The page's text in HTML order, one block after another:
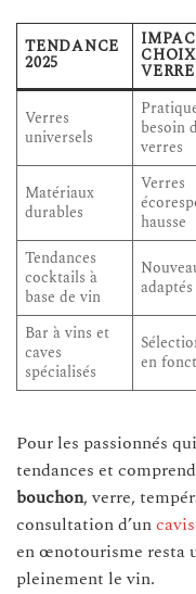
TENDANCE
2025 VERRE
Verres
universels
besoin
verres
Matériaux
durables
Verres
hausse
Tendances
cocktails à
base de vin
adaptés
Bar à vins et
caves
spécialisés
en
Pour les passionnés
tendances et
bouchon, verre,
consultation d’un
en œnotourisme resta
pleinement le vin.